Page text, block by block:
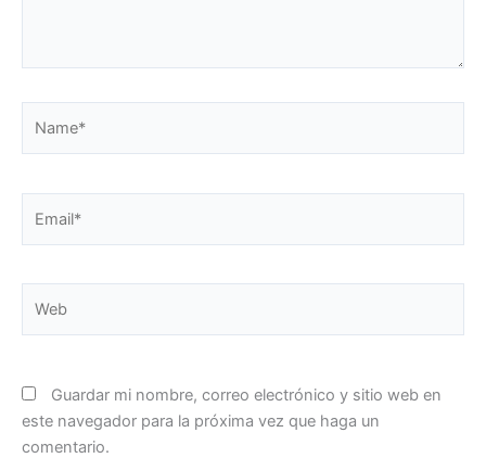
Guardar mi nombre, correo electrónico y sitio web en
este navegador para la próxima vez que haga un
comentario.